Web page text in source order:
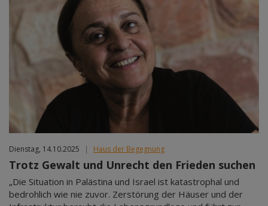
Dienstag, 14.10.2025 | Haus der Begegnung
Trotz Gewalt und Unrecht den Frieden suchen
„Die Situation in Palästina und Israel ist katastrophal und
bedrohlich wie nie zuvor. Zerstörung der Häuser und der